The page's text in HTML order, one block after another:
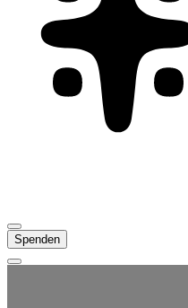
Spenden